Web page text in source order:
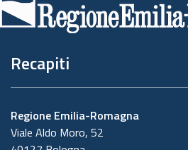
pagina
Recapiti
Regione Emilia-Romagna
Viale Aldo Moro, 52